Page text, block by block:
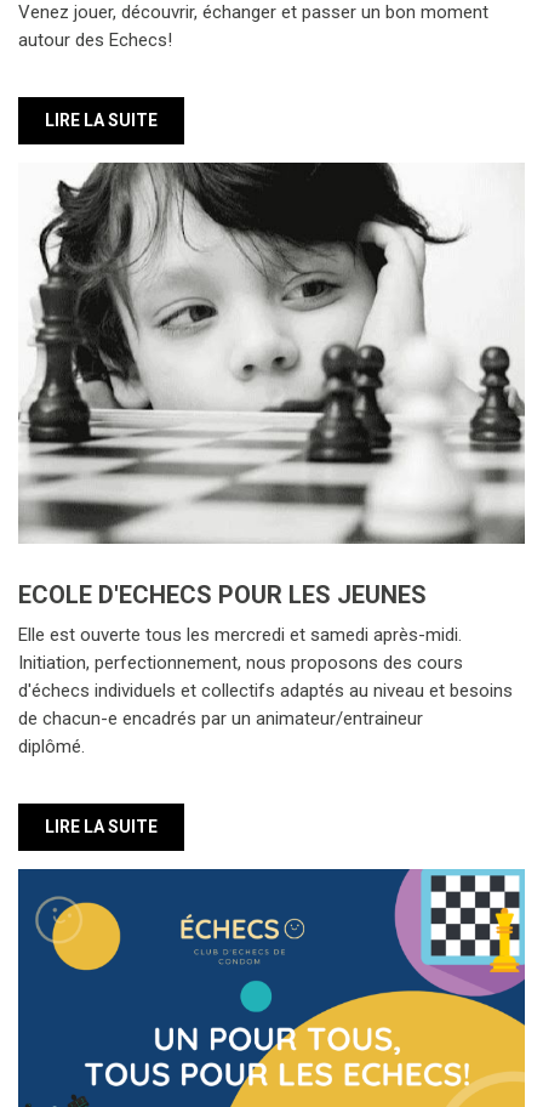
LIRE LA SUITE
ECOLE D'ECHECS POUR LES JEUNES
Elle est ouverte tous les mercredi et samedi après-midi.
Initiation, perfectionnement, nous proposons des cours
de chacun-e encadrés par un animateur/entraineur
diplômé.
LIRE LA SUITE